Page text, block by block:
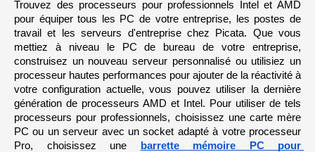
Trouvez des processeurs pour professionnels Intel et AMD
pour équiper tous les PC de votre entreprise, les postes de
travail et les serveurs d'entreprise chez Picata. Que vous
mettiez à niveau le PC de bureau de votre entreprise,
construisez un nouveau serveur personnalisé ou utilisiez un
processeur hautes performances pour ajouter de la réactivité à
votre configuration actuelle, vous pouvez utiliser la dernière
génération de processeurs AMD et Intel. Pour utiliser de tels
processeurs pour professionnels, choisissez une carte mère
PC ou un serveur avec un socket adapté à votre processeur
Pro, choisissez une
barrette mémoire PC pour